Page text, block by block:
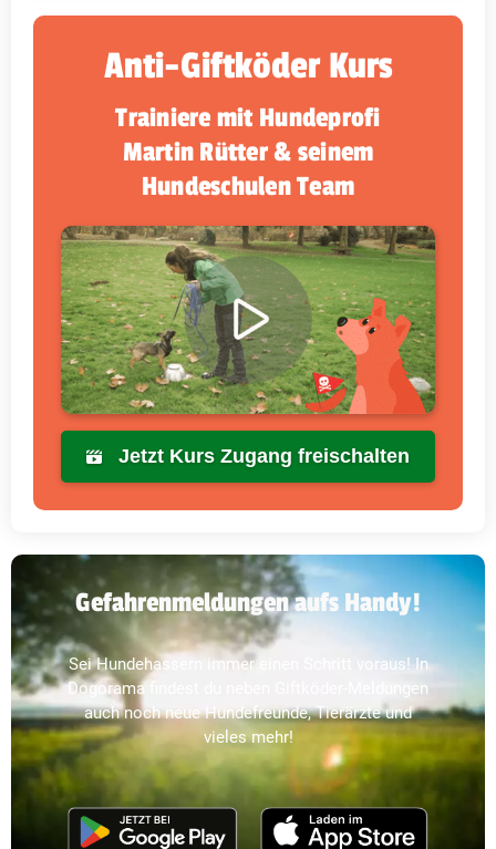
Anti-Giftköder Kurs
Trainiere mit Hundeprofi
Martin Rütter & seinem
Hundeschulen Team
Jetzt Kurs Zugang freischalten
Gefahrenmeldungen aufs Handy!
Sei Hundehassern immer einen Schritt voraus! In
Dogorama findest du neben Giftköder-Meldungen
auch noch neue Hundefreunde, Tierärzte und
vieles mehr!